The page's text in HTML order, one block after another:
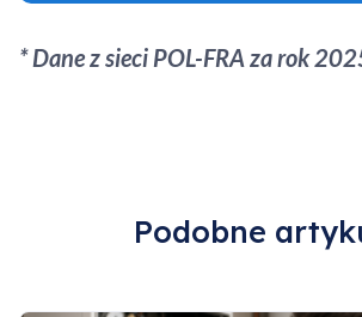
* Dane z sieci POL-FRA za rok
Podobne